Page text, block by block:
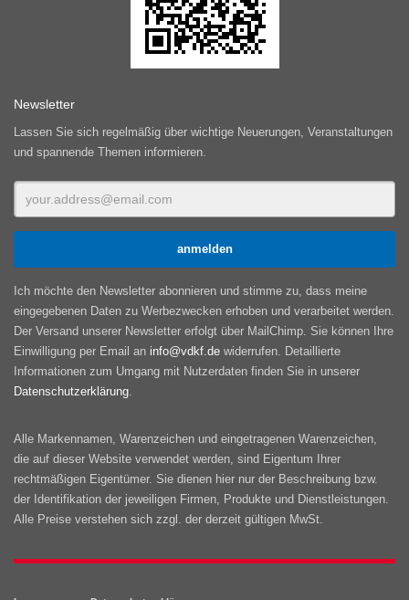
Newsletter
Lassen Sie sich regelmäßig über wichtige Neuerungen, Veranstaltungen
und spannende Themen informieren.
Ich möchte den Newsletter abonnieren und stimme zu, dass meine
eingegebenen Daten zu Werbezwecken erhoben und verarbeitet werden.
Der Versand unserer Newsletter erfolgt über MailChimp. Sie können Ihre
Einwilligung per Email an info@vdkf.de widerrufen. Detaillierte
Informationen zum Umgang mit Nutzerdaten finden Sie in unserer
Datenschutzerklärung
Alle Markennamen, Warenzeichen und eingetragenen Warenzeichen,
die auf dieser Website verwendet werden, sind Eigentum Ihrer
rechtmäßigen Eigentümer. Sie dienen hier nur der Beschreibung bzw.
der Identifikation der jeweiligen Firmen, Produkte und Dienstleistungen.
Alle Preise verstehen sich zzgl. der derzeit gültigen MwSt.